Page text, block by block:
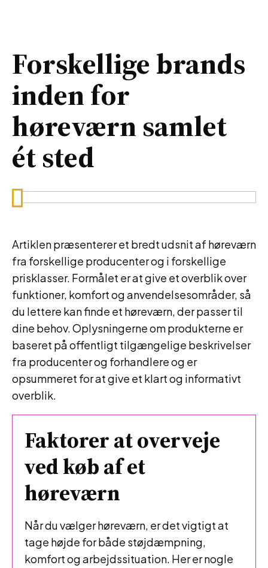
Forskellige brands
inden for
høreværn samlet
ét sted
Artiklen præsenterer et bredt udsnit af høreværn
fra forskellige producenter og i forskellige
prisklasser. Formålet er at give et overblik over
funktioner, komfort og anvendelsesområder, så
du lettere kan finde et høreværn, der passer til
dine behov. Oplysningerne om produkterne er
baseret på offentligt tilgængelige beskrivelser
fra producenter og forhandlere og er
opsummeret for at give et klart og informativt
overblik.
Faktorer at overveje
ved køb af et
høreværn
Når du vælger høreværn, er det vigtigt at
tage højde for både støjdæmpning,
komfort og arbejdssituation. Her er nogle